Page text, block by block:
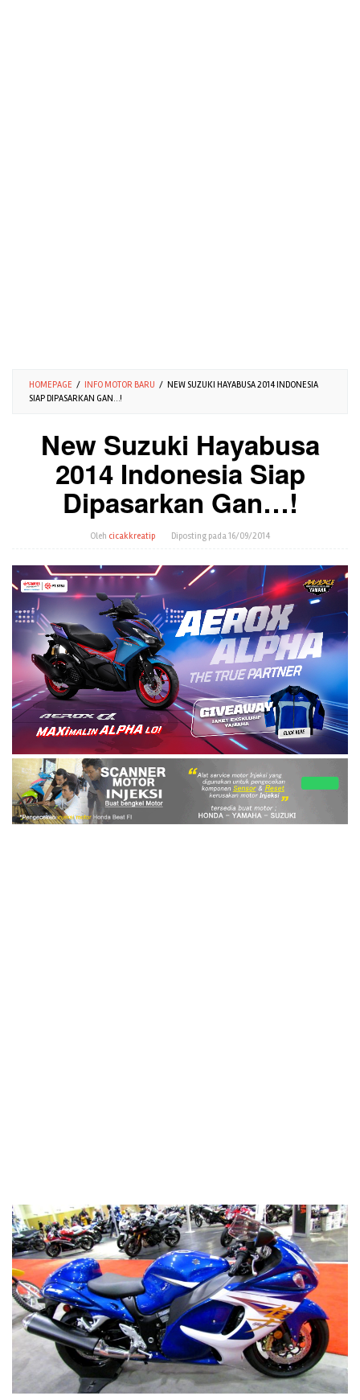
HOMEPAGE / INFO MOTOR BARU / NEW SUZUKI HAYABUSA 2014 INDONESIA
SIAP DIPASARKAN GAN…!
New Suzuki Hayabusa
2014 Indonesia Siap
Dipasarkan Gan…!
Oleh cicakkreatip Diposting pada16/09/2014